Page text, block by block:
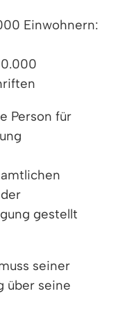
Einwohnern:
Person für
gestellt
seiner
über seine